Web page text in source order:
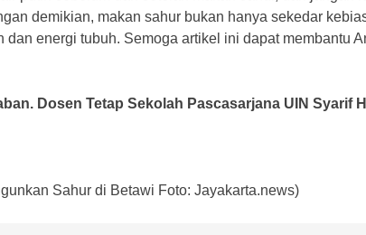
demikian, makan sahur bukan hanya sekedar
dan energi tubuh. Semoga artikel ini dapat membantu
Dosen Tetap Sekolah Pascasarjana UIN Syarif
Sahur di Betawi Foto: Jayakarta.news)